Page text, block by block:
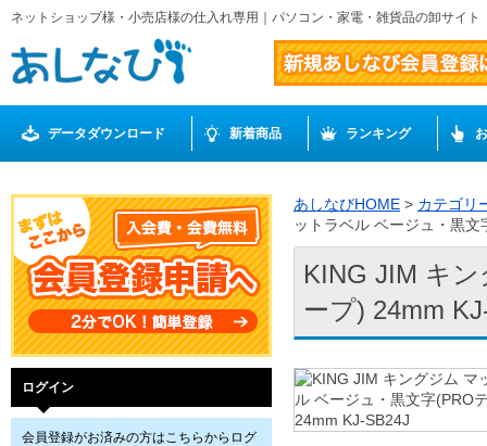
ネットショップ様・小売店様の仕入れ専用｜パソコン・家電・雑貨品の卸サイ
データダウンロード 新着商品 ランキング
ログイン
会員登録がお済みの方はこちらからログ
あしなびHOME > カテゴリ
ットラベル ベージュ・黒
KING JIM キ
ープ) 24mm